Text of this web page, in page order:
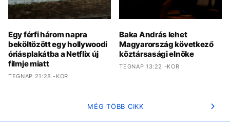
Egy férfi három napra
beköltözött egy hollywoodi
óriásplakátba a Netflix új
filmje miatt
TEGNAP 21:28 -KOR
Baka András lehet
Magyarország következő
köztársasági elnöke
TEGNAP 13:22 -KOR
MÉG TÖBB CIKK